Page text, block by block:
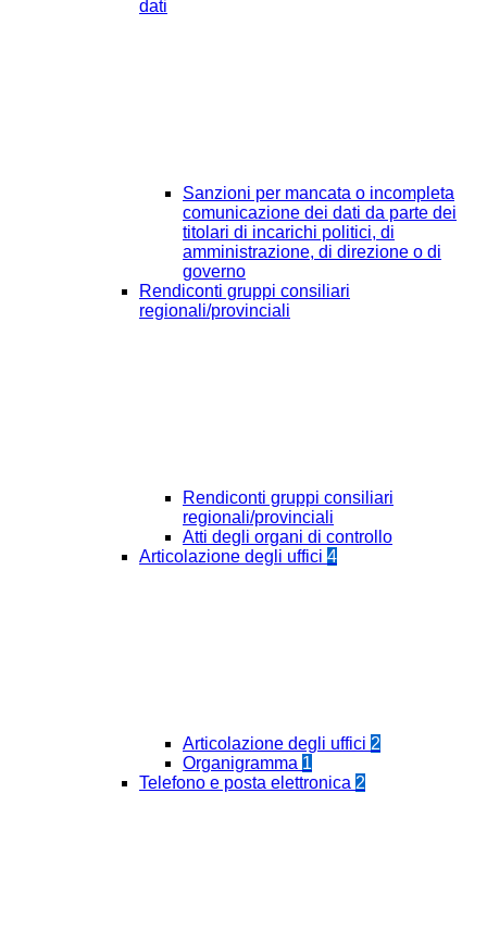
dati
Sanzioni per mancata o incompleta
comunicazione dei dati da parte dei
titolari di incarichi politici, di
amministrazione, di direzione o di
governo
Rendiconti gruppi consiliari
regionali/provinciali
Rendiconti gruppi consiliari
regionali/provinciali
Atti degli organi di controllo
Articolazione degli uffici 4
Articolazione degli uffici 2
Organigramma 1
Telefono e posta elettronica 2